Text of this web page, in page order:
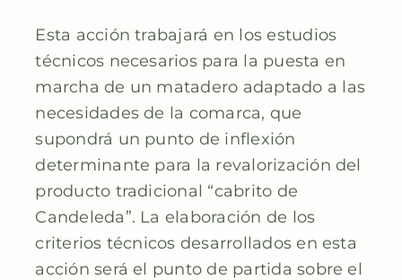
Esta acción trabajará en los estudios
técnicos necesarios para la puesta en
marcha de un matadero adaptado a las
necesidades de la comarca, que
supondrá un punto de inflexión
determinante para la revalorización del
producto tradicional “cabrito de
Candeleda”. La elaboración de los
criterios técnicos desarrollados en esta
acción será el punto de partida sobre el